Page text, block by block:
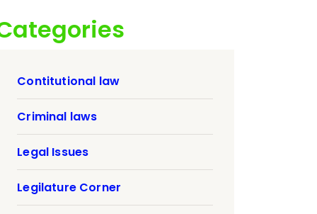
Contitutional law
Criminal laws
Legal Issues
Legilature Corner